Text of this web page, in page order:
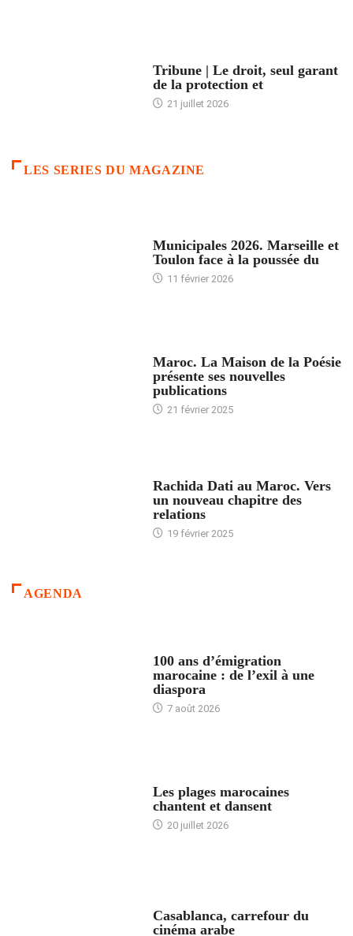
Tribune | Le droit, seul garant
de la protection et
21 juillet 2026
LES SERIES DU MAGAZINE
Municipales 2026. Marseille et
Toulon face à la poussée du
11 février 2026
Maroc. La Maison de la Poésie
présente ses nouvelles
publications
21 février 2025
Rachida Dati au Maroc. Vers
un nouveau chapitre des
relations
19 février 2025
AGENDA
100 ans d’émigration
marocaine : de l’exil à une
diaspora
7 août 2026
Les plages marocaines
chantent et dansent
20 juillet 2026
Casablanca, carrefour du
cinéma arabe